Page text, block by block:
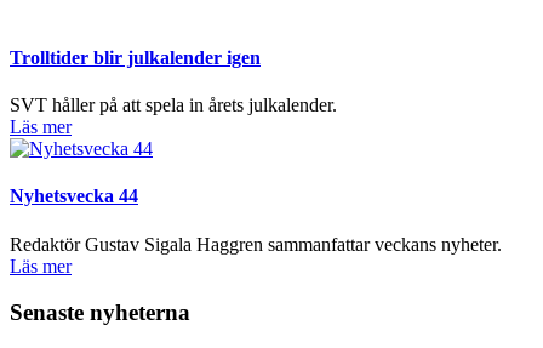
Trolltider blir julkalender igen
SVT håller på att spela in årets julkalender.
Läs mer
Nyhetsvecka 44
Redaktör Gustav Sigala Haggren sammanfattar veckans nyheter.
Läs mer
Senaste nyheterna